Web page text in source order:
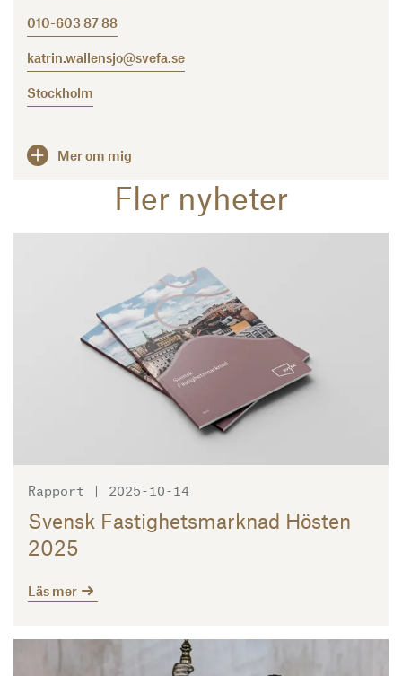
010-603 87 88
katrin.wallensjo@svefa.se
Stockholm
Mer om mig
Fler nyheter
Rapport | 2025-10-14
Svensk Fastighetsmarknad Hösten
2025
Läs mer